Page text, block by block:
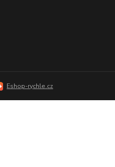
Eshop-rychle.cz